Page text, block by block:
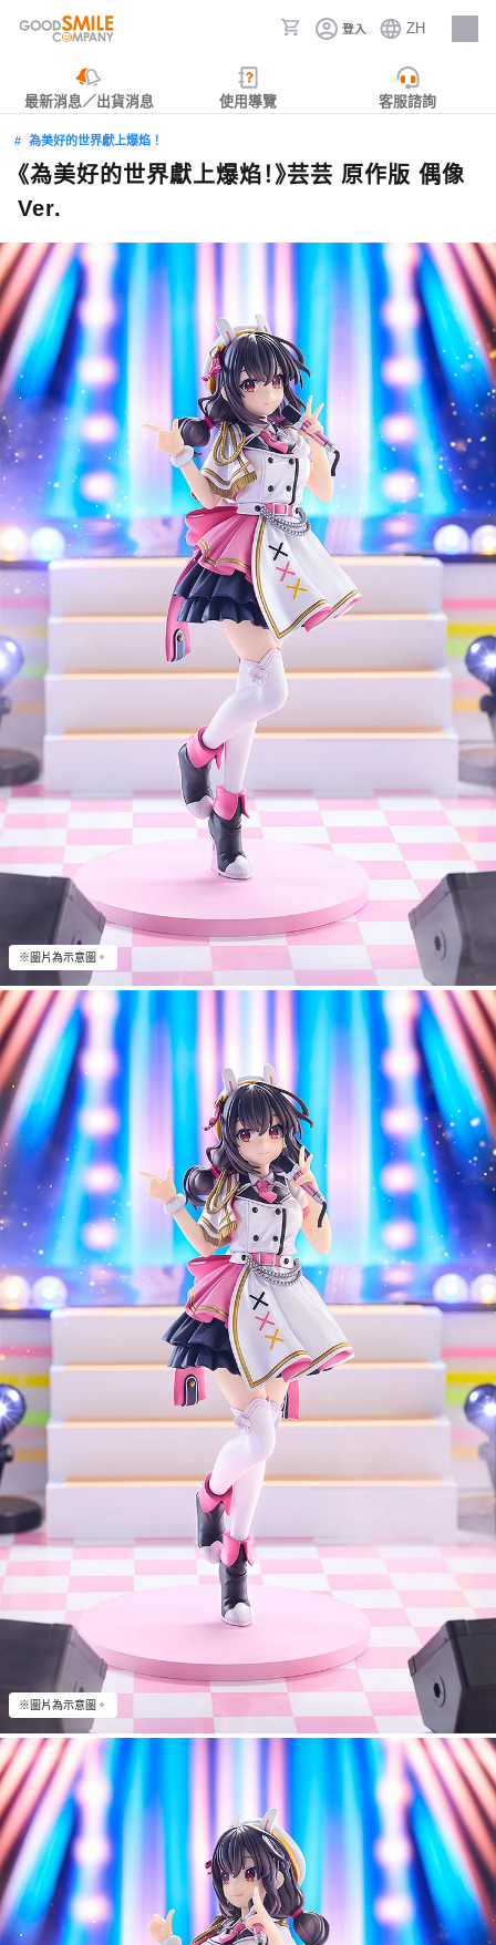
登入 ZH
人才招募
最新消息／出貨消息 使用導覽 客服諮詢
為美好的世界獻上爆焰！
《為美好的世界獻上爆焰！》芸芸 原作版 偶像
Ver.
※圖片為示意圖。
※圖片為示意圖。